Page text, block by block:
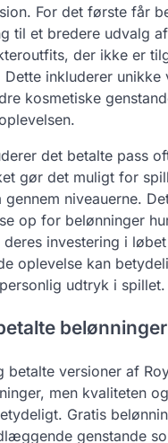
For det første får
til et bredere udvalg
der ikke er
inkluderer unikke
kosmetiske
det betalte pass
gør det muligt for
gennem niveauerne.
op for belønninger
investering i
oplevelse kan
udtryk i spillet.
belønninger
betalte versioner af
men kvaliteten
Gratis
genstande